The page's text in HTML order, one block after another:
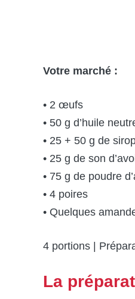
Votre marché :
• 2 œufs
• 50 g d’huile
• 25 + 50 g de
• 25 g de son
• 75 g de poudre
• 4 poires
• Quelques
4 portions |
La